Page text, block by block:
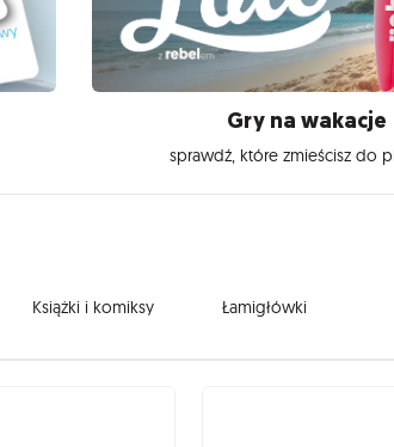
Gry na wakacje
sprawdź, które zmieścisz do
Książki i komiksy Łamigłówki